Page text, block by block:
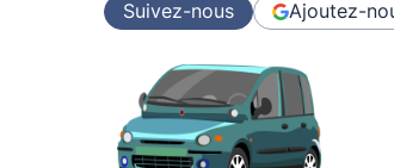
Suivez-nous Ajoutez-